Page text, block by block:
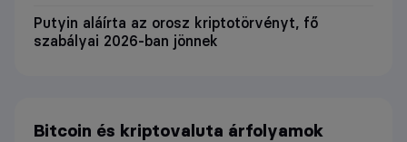
Putyin aláírta az orosz kriptotörvényt, fő
szabályai 2026-ban jönnek
Bitcoin és kriptovaluta árfolyamok